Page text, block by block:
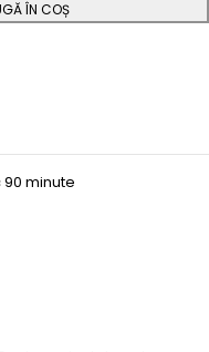
ÎN COȘ
minute